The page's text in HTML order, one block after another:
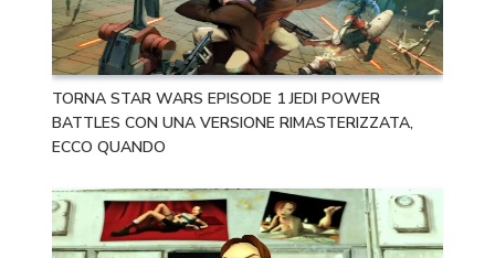
TORNA STAR WARS EPISODE 1 JEDI POWER
BATTLES CON UNA VERSIONE RIMASTERIZZATA,
ECCO QUANDO